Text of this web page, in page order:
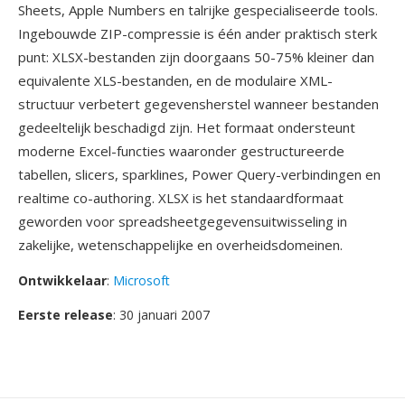
Sheets, Apple Numbers en talrijke gespecialiseerde tools.
Ingebouwde ZIP-compressie is één ander praktisch sterk
punt: XLSX-bestanden zijn doorgaans 50-75% kleiner dan
equivalente XLS-bestanden, en de modulaire XML-
structuur verbetert gegevensherstel wanneer bestanden
gedeeltelijk beschadigd zijn. Het formaat ondersteunt
moderne Excel-functies waaronder gestructureerde
tabellen, slicers, sparklines, Power Query-verbindingen en
realtime co-authoring. XLSX is het standaardformaat
geworden voor spreadsheetgegevensuitwisseling in
zakelijke, wetenschappelijke en overheidsdomeinen.
Ontwikkelaar: Microsoft
Eerste release: 30 januari 2007